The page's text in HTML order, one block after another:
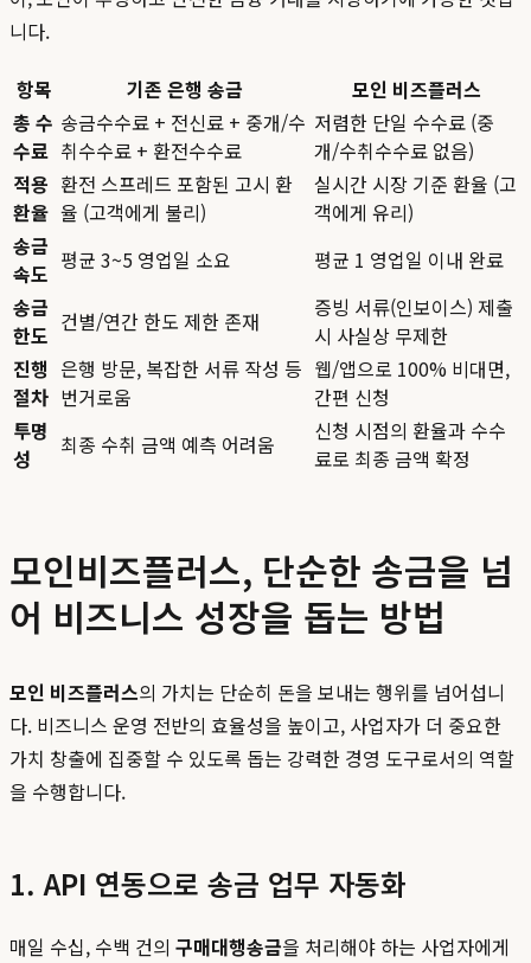
니다.
항목 기존 은행 송금
모인 비즈플러스
총 수
수료
송금수수료 + 전신료 + 중개/수
취수수료 + 환전수수료
저렴한 단일 수수료 (중
개/수취수수료 없음)
적용
환율
환전 스프레드 포함된 고시 환
율 (고객에게 불리)
실시간 시장 기준 환율 (고
객에게 유리)
송금
속도 평균 3~5 영업일 소요
평균 1 영업일 이내 완료
송금
한도 건별/연간 한도 제한 존재
증빙 서류(인보이스) 제출
시 사실상 무제한
진행
절차
은행 방문, 복잡한 서류 작성 등
번거로움
웹/앱으로 100% 비대면,
간편 신청
투명
성
최종 수취 금액 예측 어려움
신청 시점의 환율과 수수
료로 최종 금액 확정
모인비즈플러스, 단순한 송금을 넘
어 비즈니스 성장을 돕는 방법
모인 비즈플러스의 가치는 단순히 돈을 보내는 행위를 넘어섭니
다. 비즈니스 운영 전반의 효율성을 높이고, 사업자가 더 중요한
가치 창출에 집중할 수 있도록 돕는 강력한 경영 도구로서의 역할
을 수행합니다.
1. API 연동으로 송금 업무 자동화
매일 수십, 수백 건의 구매대행송금을 처리해야 하는 사업자에게